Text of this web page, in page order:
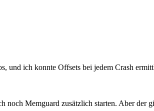
und ich konnte Offsets bei jedem Crash
noch Memguard zusätzlich starten. Aber der